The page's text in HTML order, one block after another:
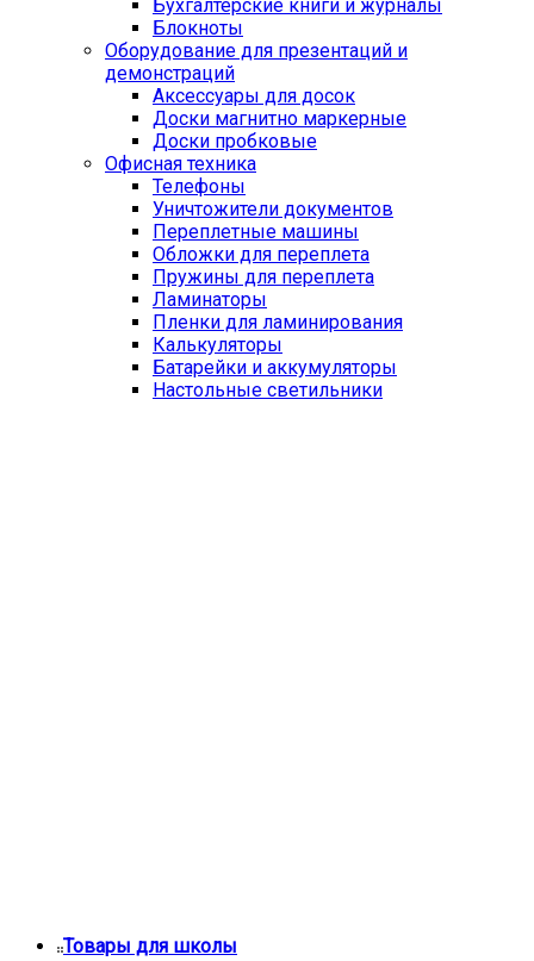
Бухгалтерские книги и журналы
Блокноты
Оборудование для презентаций и
демонстраций
Аксессуары для досок
Доски магнитно маркерные
Доски пробковые
Офисная техника
Телефоны
Уничтожители документов
Переплетные машины
Обложки для переплета
Пружины для переплета
Ламинаторы
Пленки для ламинирования
Калькуляторы
Батарейки и аккумуляторы
Настольные светильники
Товары для школы